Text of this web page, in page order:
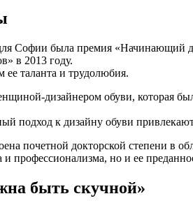
Софии была премия «Начинающий
в 2013 году.
таланта и трудолюбия.
дизайнером обуви, которая
подход к дизайну обуви
почетной докторской степени в
и профессионализма, но и ее
быть скучной»